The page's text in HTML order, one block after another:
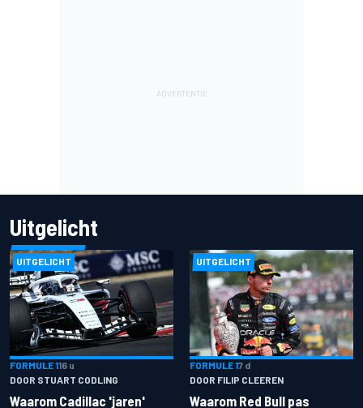
Uitgelicht
UITGELICHT
FORMULE 116 u
DOOR STUART CODLING
Waarom Cadillac 'jaren'
UITGELICHT
FORMULE 17 d
DOOR FILIP CLEEREN
Waarom Red Bull pas